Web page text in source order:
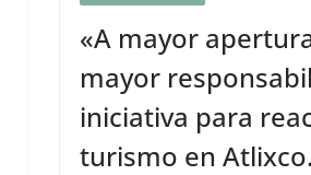
«A mayor
mayor
iniciativa para
turismo en Atlixco.